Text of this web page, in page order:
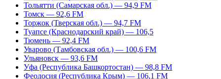
Тольятти (Самарская обл.) — 94,9 FM
Томск — 92,6 FM
Торжок (Тверская обл.) — 94,7 FM
Туапсе (Краснодарский край) — 106,5
Тюмень — 92,4 FM
Уварово (Тамбовская обл.) — 100,6 FM
Ульяновск — 93,6 FM
Уфа (Республика Башкортостан) — 98,8 FM
Феодосия (Республика Крым) — 106,1 FM